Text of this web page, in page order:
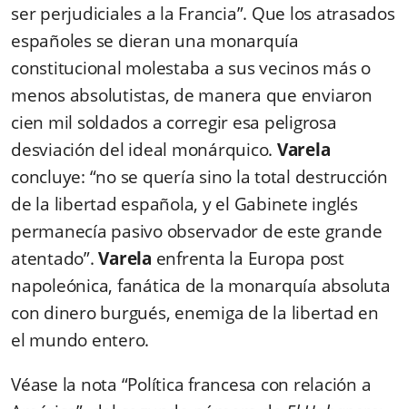
ser perjudiciales a la Francia”. Que los atrasados
españoles se dieran una monarquía
constitucional molestaba a sus vecinos más o
menos absolutistas, de manera que enviaron
cien mil soldados a corregir esa peligrosa
desviación del ideal monárquico. Varela
concluye: “no se quería sino la total destrucción
de la libertad española, y el Gabinete inglés
permanecía pasivo observador de este grande
atentado”.Varela enfrenta la Europa post
napoleónica, fanática de la monarquía absoluta
con dinero burgués, enemiga de la libertad en
el mundo entero.
Véase la nota “Política francesa con relación a